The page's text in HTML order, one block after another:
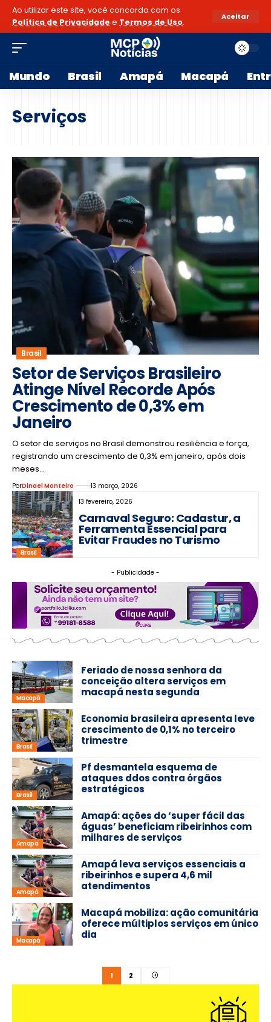
Ao utilizar este site, você concorda com os
Política de Privacidade e Termos de Uso.
Aceitar
Mundo Brasil Amapá Macapá
Serviços
Brasil
Setor de Serviços Brasileiro
Atinge Nível Recorde Após
Crescimento de 0,3% em
Janeiro
O setor de serviços no Brasil demonstrou resiliência e força,
registrando um crescimento de 0,3% em janeiro, após dois
meses…
PorDinael Monteiro
13 março, 2026
13 fevereiro, 2026
Carnaval Seguro: Cadastur, a
Ferramenta Essencial para
Evitar Fraudes no Turismo
Brasil
- Publicidade -
Macapá
Feriado de nossa senhora da
conceição altera serviços em
macapá nesta segunda
Brasil
Economia brasileira apresenta leve
crescimento de 0,1% no terceiro
trimestre
Brasil
Pf desmantela esquema de
ataques ddos contra órgãos
estratégicos
Amapá
Amapá: ações do ‘super fácil das
águas’ beneficiam ribeirinhos com
milhares de serviços
Amapá
Amapá leva serviços essenciais a
ribeirinhos e supera 4,6 mil
atendimentos
Macapá
Macapá mobiliza: ação comunitária
oferece múltiplos serviços em único
dia
1 2